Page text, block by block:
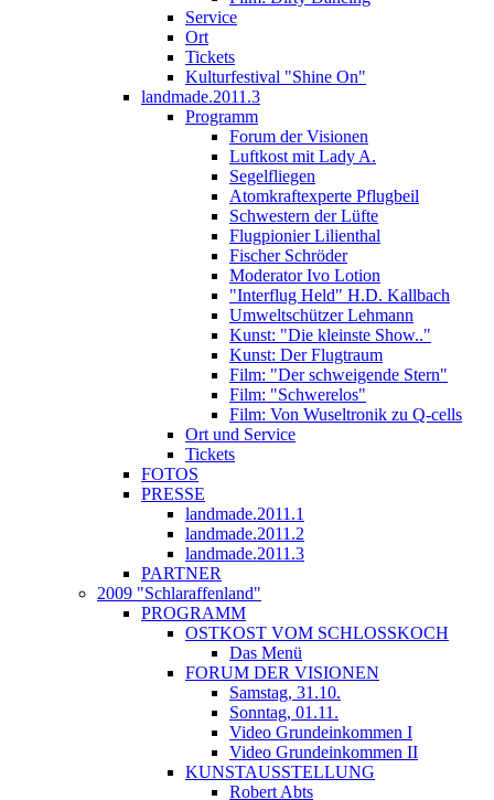
Service
Ort
Tickets
Kulturfestival "Shine On"
landmade.2011.3
Programm
Forum der Visionen
Luftkost mit Lady A.
Segelfliegen
Atomkraftexperte Pflugbeil
Schwestern der Lüfte
Flugpionier Lilienthal
Fischer Schröder
Moderator Ivo Lotion
"Interflug Held" H.D. Kallbach
Umweltschützer Lehmann
Kunst: "Die kleinste Show.."
Kunst: Der Flugtraum
Film: "Der schweigende Stern"
Film: "Schwerelos"
Film: Von Wuseltronik zu Q-cells
Ort und Service
Tickets
FOTOS
PRESSE
landmade.2011.1
landmade.2011.2
landmade.2011.3
PARTNER
2009 "Schlaraffenland"
PROGRAMM
OSTKOST VOM SCHLOSSKOCH
Das Menü
FORUM DER VISIONEN
Samstag, 31.10.
Sonntag, 01.11.
Video Grundeinkommen I
Video Grundeinkommen II
KUNSTAUSSTELLUNG
Robert Abts